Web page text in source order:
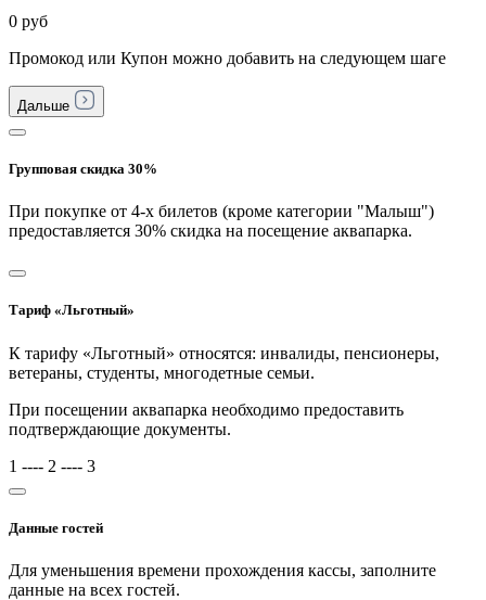
0 руб
Промокод или Купон можно добавить на следующем шаге
Дальше
Групповая скидка 30%
При покупке от 4-х билетов (кроме категории "Малыш")
предоставляется 30% скидка на посещение аквапарка.
Тариф «Льготный»
К тарифу «Льготный» относятся: инвалиды, пенсионеры,
ветераны, студенты, многодетные семьи.
При посещении аквапарка необходимо предоставить
подтверждающие документы.
1 ---- 2 ---- 3
Данные гостей
Для уменьшения времени прохождения кассы, заполните
данные на всех гостей.